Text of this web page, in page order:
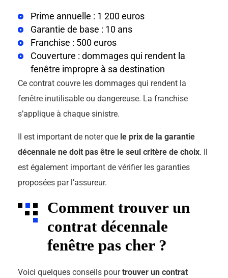
Prime annuelle : 1 200 euros
Garantie de base : 10 ans
Franchise : 500 euros
Couverture : dommages qui rendent la
fenêtre impropre à sa destination
Ce contrat couvre les dommages qui rendent la
fenêtre inutilisable ou dangereuse. La franchise
s’applique à chaque sinistre.
Il est important de noter que le prix de la garantie
décennale ne doit pas être le seul critère de choix. Il
est également important de vérifier les garanties
proposées par l’assureur.
Comment trouver un
contrat décennale
fenêtre pas cher ?
Voici quelques conseils pourtrouver un contrat